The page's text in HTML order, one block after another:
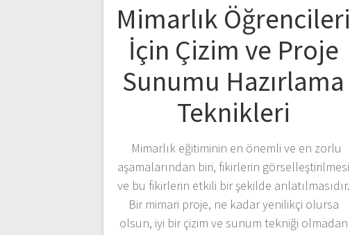
Mimarlık Öğrencileri
İçin Çizim ve Proje
Sunumu Hazırlama
Teknikleri
Mimarlık eğitiminin en önemli ve en zorlu
aşamalarından biri, fikirlerin görselleştirilmesi
ve bu fikirlerin etkili bir şekilde anlatılmasıdır.
Bir mimari proje, ne kadar yenilikçi olursa
olsun, iyi bir çizim ve sunum tekniği olmadan